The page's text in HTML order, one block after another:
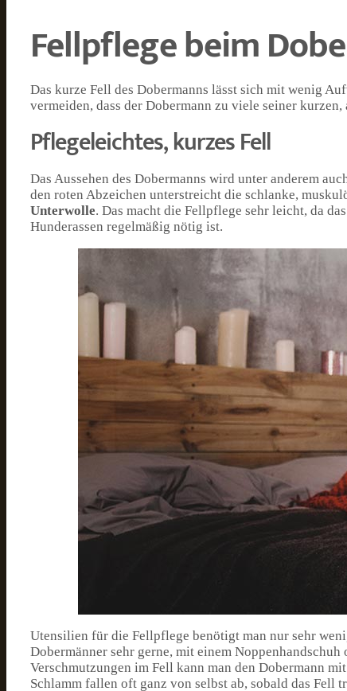
Fellpflege beim
Das kurze Fell des Dobermanns lässt sich mit wenig
vermeiden, dass der Dobermann zu viele seiner
Pflegeleichtes, kurzes Fell
Das Aussehen des Dobermanns wird unter anderem
den roten Abzeichen unterstreicht die schlanke,
Unterwolle. Das macht die Fellpflege sehr leicht, da
Hunderassen regelmäßig nötig ist.
Utensilien für die Fellpflege benötigt man nur sehr
Dobermänner sehr gerne, mit einem
Verschmutzungen im Fell kann man den Dobermann
Schlamm fallen oft ganz von selbst ab, sobald das Fell